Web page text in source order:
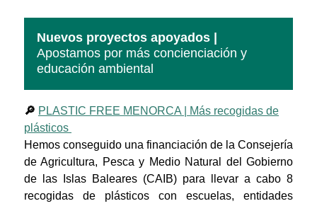
Nuevos proyectos apoyados |
Apostamos por más concienciación y
educación ambiental
🔎 PLASTIC FREE MENORCA | Más recogidas de
plásticos
Hemos conseguido una financiación de la Consejería
de Agricultura, Pesca y Medio Natural del Gobierno
de las Islas Baleares (CAIB) para llevar a cabo 8
recogidas de plásticos con escuelas, entidades